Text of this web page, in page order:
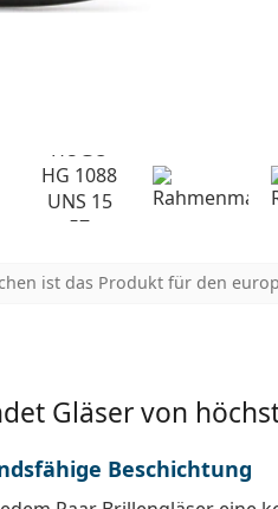
ist das Produkt für den
Gläser von
Beschichtung